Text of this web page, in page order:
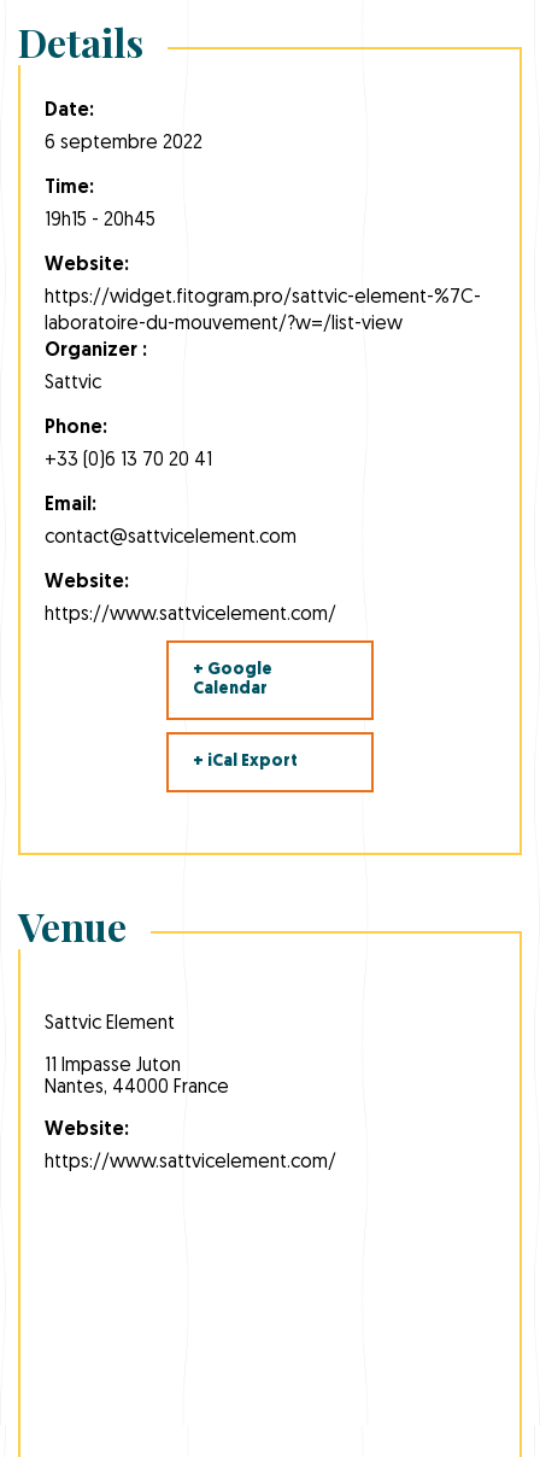
Details
Date:
6 septembre 2022
Time:
19h15 - 20h45
Website:
https://widget.fitogram.pro/sattvic-element-%7C-
laboratoire-du-mouvement/?w=/list-view
Organizer :
Sattvic
Phone:
+33 (0)6 13 70 20 41
Email:
contact@sattvicelement.com
Website:
https://www.sattvicelement.com/
+ Google
Calendar
+ iCal Export
Venue
Sattvic Element
11 Impasse Juton
Nantes, 44000 France
Website:
https://www.sattvicelement.com/